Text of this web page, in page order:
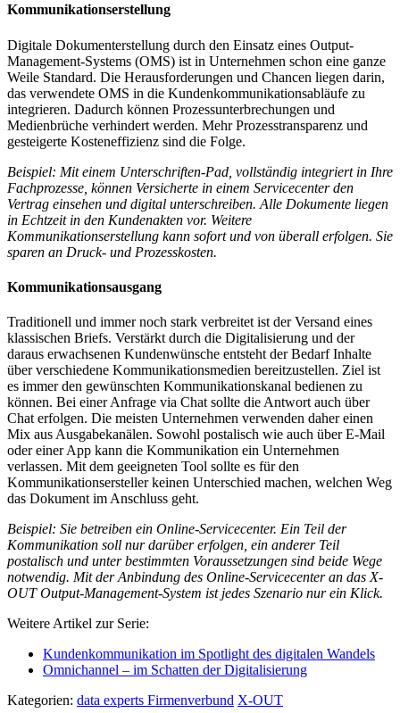
Kommunikationserstellung
Digitale Dokumenterstellung durch den Einsatz eines Output-
Management-Systems (OMS) ist in Unternehmen schon eine ganze
Weile Standard. Die Herausforderungen und Chancen liegen darin,
das verwendete OMS in die Kundenkommunikationsabläufe zu
integrieren. Dadurch können Prozessunterbrechungen und
Medienbrüche verhindert werden. Mehr Prozesstransparenz und
gesteigerte Kosteneffizienz sind die Folge.
Beispiel: Mit einem Unterschriften-Pad, vollständig integriert in Ihre
Fachprozesse, können Versicherte in einem Servicecenter den
Vertrag einsehen und digital unterschreiben. Alle Dokumente liegen
in Echtzeit in den Kundenakten vor. Weitere
Kommunikationserstellung kann sofort und von überall erfolgen. Sie
sparen an Druck- und Prozesskosten.
Kommunikationsausgang
Traditionell und immer noch stark verbreitet ist der Versand eines
klassischen Briefs. Verstärkt durch die Digitalisierung und der
daraus erwachsenen Kundenwünsche entsteht der Bedarf Inhalte
über verschiedene Kommunikationsmedien bereitzustellen. Ziel ist
es immer den gewünschten Kommunikationskanal bedienen zu
können. Bei einer Anfrage via Chat sollte die Antwort auch über
Chat erfolgen. Die meisten Unternehmen verwenden daher einen
Mix aus Ausgabekanälen. Sowohl postalisch wie auch über E-Mail
oder einer App kann die Kommunikation ein Unternehmen
verlassen. Mit dem geeigneten Tool sollte es für den
Kommunikationsersteller keinen Unterschied machen, welchen Weg
das Dokument im Anschluss geht.
Beispiel: Sie betreiben ein Online-Servicecenter. Ein Teil der
Kommunikation soll nur darüber erfolgen, ein anderer Teil
postalisch und unter bestimmten Voraussetzungen sind beide Wege
notwendig. Mit der Anbindung des Online-Servicecenter an das X-
OUT Output-Management-System ist jedes Szenario nur ein Klick.
Weitere Artikel zur Serie:
Kundenkommunikation im Spotlight des digitalen Wandels
Omnichannel – im Schatten der Digitalisierung
Kategorien: data experts Firmenverbund X-OUT